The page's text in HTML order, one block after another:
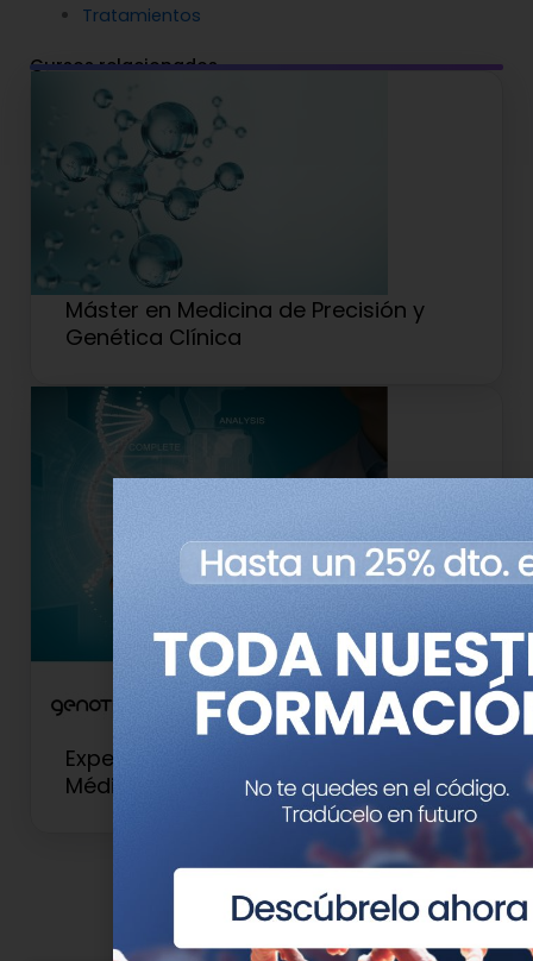
Tratamientos
Cursos relacionados
Máster en Medicina de Precisión y
Genética Clínica
Experto Universitario en Genética
Médica y Genómica